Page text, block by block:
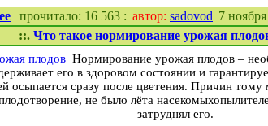
| прочитало: 16 563 :| автор: sadovod| 7
::. Что такое нормирование урожая
Нормирование урожая плодов –
его в здоровом состоянии и
осыпается сразу после цветения. Причин
не было лёта
затруднял его.